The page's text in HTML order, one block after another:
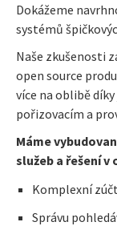
Dokážeme
systémů
Naše zkušenosti
open source
více na oblibě
pořizovacím a
Máme
služeb a řešení
Komplexní
Správu